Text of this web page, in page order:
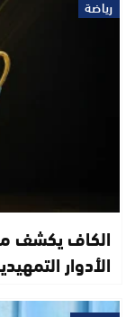
رياضة
الكاف يكشف
الأدوار